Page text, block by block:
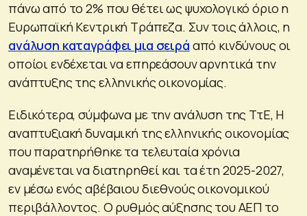
πάνω από το 2% που θέτει ως ψυχολογικό όριο η
Ευρωπαϊκή Κεντρική Τράπεζα. Συν τοις άλλοις, η
ανάλυση καταγράφει μια σειρά από κινδύνους οι
οποίοι ενδέχεται να επηρεάσουν αρνητικά την
ανάπτυξης της ελληνικής οικονομίας.
Ειδικότερα, σύμφωνα με την ανάλυση της ΤτΕ, Η
αναπτυξιακή δυναμική της ελληνικής οικονομίας
που παρατηρήθηκε τα τελευταία χρόνια
αναμένεται να διατηρηθεί και τα έτη 2025-2027,
εν μέσω ενός αβέβαιου διεθνούς οικονομικού
περιβάλλοντος. Ο ρυθμός αύξησης του ΑΕΠ το